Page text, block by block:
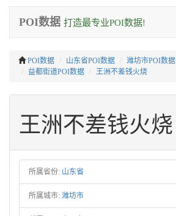
POI数据 打造最专业POI数据!
POI数据 山东省POI数据 潍坊市POI数据
益都街道POI数据
王洲不差钱火烧
王洲不差钱火烧
所属省份: 山东省
所属城市: 潍坊市